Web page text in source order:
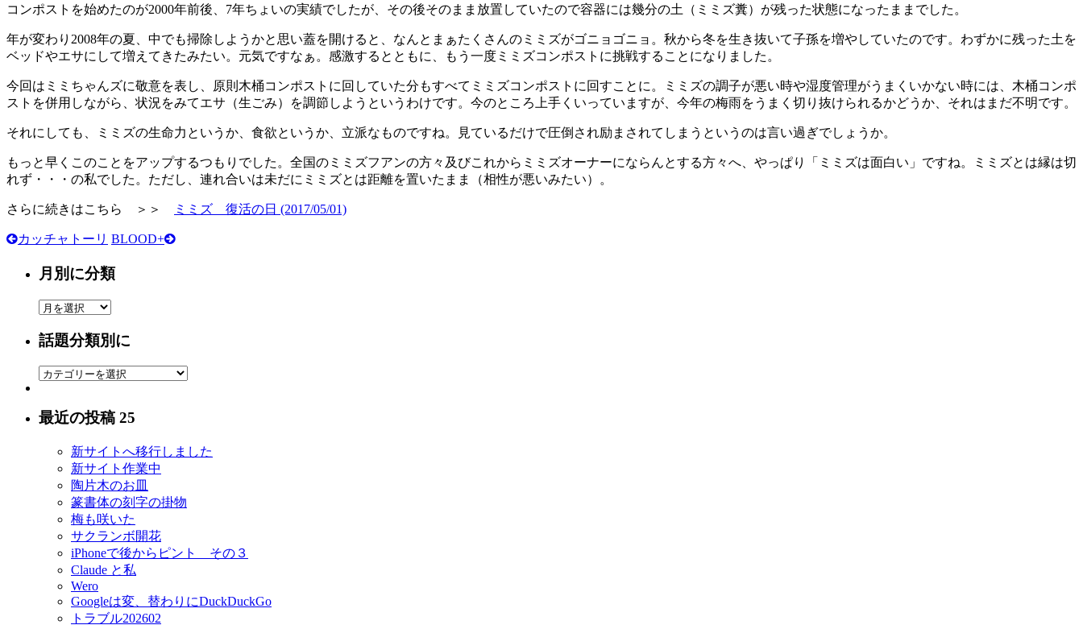
コンポストを始めたのが2000年前後、7年ちょいの実績でしたが、その後そのまま放置していたので容器には幾分の土（ミミズ糞）が残った状態になったままでした。
年が変わり2008年の夏、中でも掃除しようかと思い蓋を開けると、なんとまぁたくさんのミミズがゴニョゴニョ。秋から冬を生き抜いて子孫を増やしていたのです。わずかに残った土を
ベッドやエサにして増えてきたみたい。元気ですなぁ。感激するとともに、もう一度ミミズコンポストに挑戦することになりました。
今回はミミちゃんズに敬意を表し、原則木桶コンポストに回していた分もすべてミミズコンポストに回すことに。ミミズの調子が悪い時や湿度管理がうまくいかない時には、木桶コンポ
ストを併用しながら、状況をみてエサ（生ごみ）を調節しようというわけです。今のところ上手くいっていますが、今年の梅雨をうまく切り抜けられるかどうか、それはまだ不明です。
それにしても、ミミズの生命力というか、食欲というか、立派なものですね。見ているだけで圧倒され励まされてしまうというのは言い過ぎでしょうか。
もっと早くこのことをアップするつもりでした。全国のミミズフアンの方々及びこれからミミズオーナーにならんとする方々へ、やっぱり「ミミズは面白い」ですね。ミミズとは縁は切
れず・・・の私でした。ただし、連れ合いは未だにミミズとは距離を置いたまま（相性が悪いみたい）。
さらに続きはこちら ＞＞ ミミズ 復活の日 (2017/05/01)
カッチャトーリ BLOOD+
月別に分類
月
に
類
話題分類別に
話
類
最近の投稿 25
新サイトへ移行しました
新サイト作業中
陶片木のお皿
篆書体の刻字の掛物
梅も咲いた
サクランボ開花
iPhoneで後からピント その３
Claude と私
Wero
Googleは変、替わりにDuckDuckGo
トラブル202602